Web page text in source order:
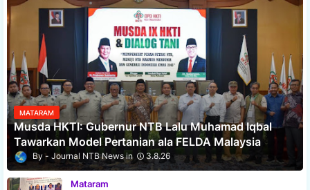
MATARAM
Musda HKTI: Gubernur NTB Lalu Muhamad Iqbal
Tawarkan Model Pertanian ala FELDA Malaysia
Journal NTB News 3.8.26
Mataram